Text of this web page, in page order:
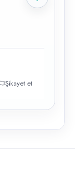
Şikayet et